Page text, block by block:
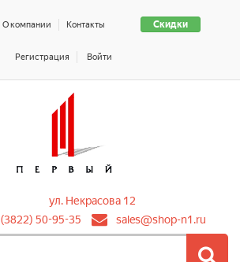
Скидки
О компании Контакты
Регистрация Войти
ул. Некрасова 12
(3822) 50-95-35
sales@shop-n1.ru